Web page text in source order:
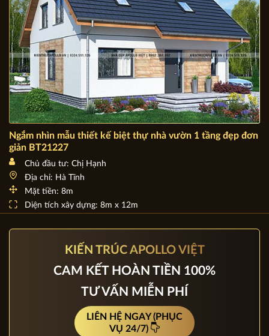
Ngắm nhìn mẫu thiết kế biệt thự nhà vườn 1 tầng đẹp đơn
giản BT21227
Chủ đầu tư: Chị Hạnh
Địa chỉ: Hà Tĩnh
Mặt tiền: 8m
Diện tích xây dựng: 8m x 12m
KIẾN TRÚC APOLLO VIỆT
CAM KẾT HOÀN TIỀN 100%
TƯ VẤN MIỄN PHÍ
LIÊN HỆ NGAY (PHỤC
VỤ 24/7)